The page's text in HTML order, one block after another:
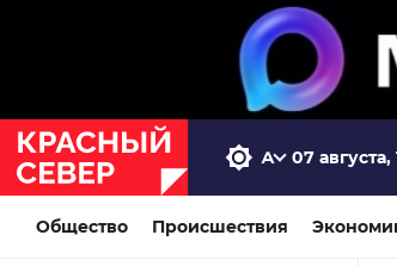
07 августа,
Общество Происшествия